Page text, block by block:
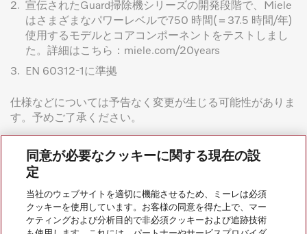
2. 宣伝されたGuard掃除機シリーズの開発段階で、Miele
はさまざまなパワーレベルで750 時間(＝37.5 時間/年)
使用するモデルとコアコンポーネントをテストしまし
た。詳細はこちら：miele.com/20years
3.
EN 60312-1に準拠
仕様などについては予告なく変更が生じる可能性がありま
す。予めご了承ください。
会社案内
同意が必要なクッキーに関する現在の設
定
当社のウェブサイトを適切に機能させるため、ミーレは必須
クッキーを使用しています。お客様の同意を得た上で、マー
ケティングおよび分析目的で非必須クッキーおよび追跡技術